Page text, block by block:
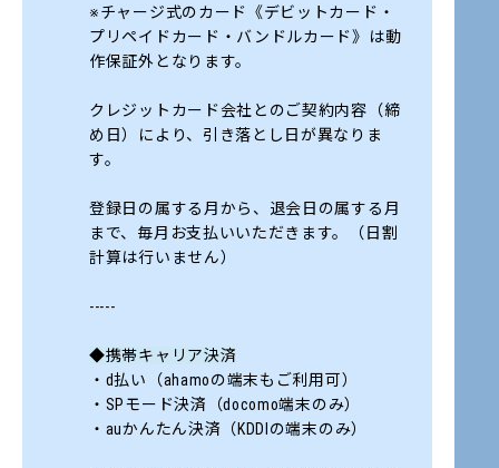
※チャージ式のカード《デビットカード・
プリペイドカード・バンドルカード》は動
作保証外となります。
クレジットカード会社とのご契約内容（締
め日）により、引き落とし日が異なりま
す。
登録日の属する月から、退会日の属する月
まで、毎月お支払いいただきます。（日割
計算は行いません）
-----
◆携帯キャリア決済
・d払い（ahamoの端末もご利用可）
・SPモード決済（docomo端末のみ）
・auかんたん決済（KDDIの端末のみ）